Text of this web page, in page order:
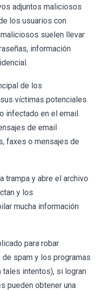
adjuntos maliciosos
los usuarios con
suelen llevar
información
de los
víctimas potenciales
infectado en el email.
de email
faxes o mensajes de
trampa y abre el archivo
y los
mucha información
para robar
spam y los programas
tales intentos), si logran
pueden obtener una